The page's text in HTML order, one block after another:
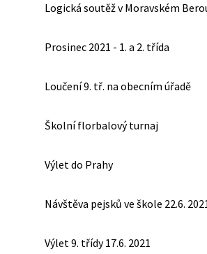
Logická soutěž v Moravském
Prosinec 2021 - 1. a 2. třída
Loučení 9. tř. na obecním úřadě
Školní florbalový turnaj
Výlet do Prahy
Návštěva pejsků ve škole 22.6.
Výlet 9. třídy 17.6. 2021